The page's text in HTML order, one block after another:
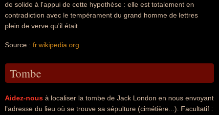
de solide à l'appui de cette hypothèse : elle est totalement en
contradiction avec le tempérament du grand homme de lettres
plein de verve qu'il était.
Source : fr.wikipedia.org
Tombe
Aidez-nous à localiser la tombe de Jack London en nous envoyant
l'adresse du lieu où se trouve sa sépulture (cimétière...). Facultatif :